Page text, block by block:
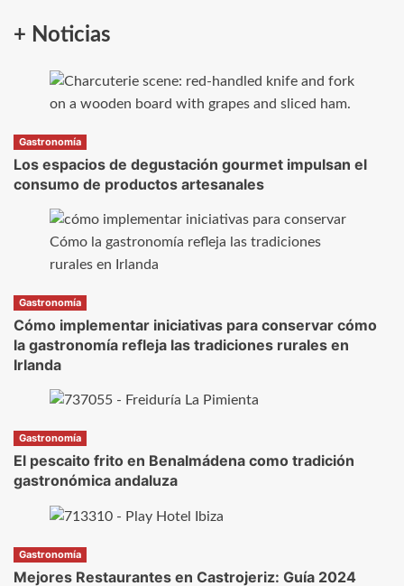
+ Noticias
Gastronomía
Los espacios de degustación gourmet impulsan el
consumo de productos artesanales
Gastronomía
Cómo implementar iniciativas para conservar cómo
la gastronomía refleja las tradiciones rurales en
Irlanda
Gastronomía
El pescaito frito en Benalmádena como tradición
gastronómica andaluza
Gastronomía
Mejores Restaurantes en Castrojeriz: Guía 2024